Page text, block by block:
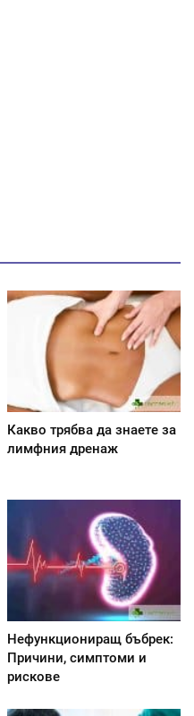
Какво трябва да знаете за
лимфния дренаж
Нефункциониращ бъбрек:
Причини, симптоми и
рискове